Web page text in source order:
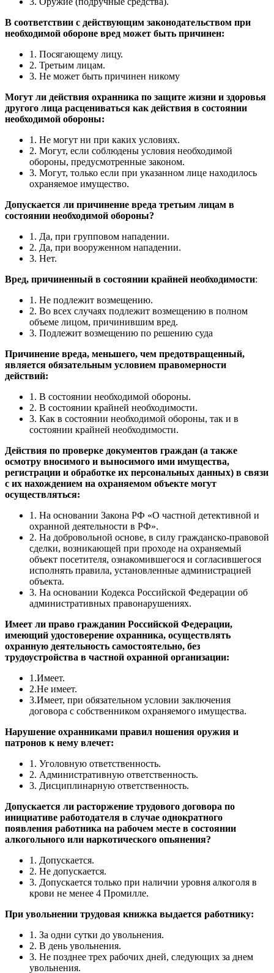
В соответствии с действующим законодательством при
необходимой обороне вред может быть причинен:
1. Посягающему лицу.
2. Третьим лицам.
3. Не может быть причинен никому
Могут ли действия охранника по защите жизни и здоровья
другого лица расцениваться как действия в состоянии
необходимой обороны:
1. Не могут ни при каких условиях.
2. Могут, если соблюдены условия необходимой
обороны, предусмотренные законом.
3. Могут, только если при указанном лице находилось
охраняемое имущество.
Допускается ли причинение вреда третьим лицам в
состоянии необходимой обороны?
1. Да, при групповом нападении.
2. Да, при вооруженном нападении.
3. Нет.
Вред, причиненный в состоянии крайней необходимости:
1. Не подлежит возмещению.
2. Во всех случаях подлежит возмещению в полном
объеме лицом, причинившим вред.
3. Подлежит возмещению по решению суда
Причинение вреда, меньшего, чем предотвращенный,
является обязательным условием правомерности
действий:
1. В состоянии необходимой обороны.
2. В состоянии крайней необходимости.
3. Как в состоянии необходимой обороны, так и в
состоянии крайней необходимости.
Действия по проверке документов граждан (а также
осмотру вносимого и выносимого ими имущества,
регистрации и обработке их персональных данных) в связи
с их нахождением на охраняемом объекте могут
осуществляться:
1. На основании Закона РФ «О частной детективной и
охранной деятельности в РФ».
2. На добровольной основе, в силу гражданско-правовой
сделки, возникающей при проходе на охраняемый
объект посетителя, ознакомившегося и согласившегося
исполнять правила, установленные администрацией
объекта.
3. На основании Кодекса Российской Федерации об
административных правонарушениях.
Имеет ли право гражданин Российской Федерации,
имеющий удостоверение охранника, осуществлять
охранную деятельность самостоятельно, без
трудоустройства в частной охранной организации:
1.Имеет.
2.Не имеет.
3.Имеет, при обязательном условии заключения
договора с собственником охраняемого имущества.
Нарушение охранниками правил ношения оружия и
патронов к нему влечет:
1. Уголовную ответственность.
2. Административную ответственность.
3. Дисциплинарную ответственность.
Допускается ли расторжение трудового договора по
инициативе работодателя в случае однократного
появления работника на рабочем месте в состоянии
алкогольного или наркотического опьянения?
1. Допускается.
2. Не допускается.
3. Допускается только при наличии уровня алкоголя в
крови не менее 4 Промилле.
При увольнении трудовая книжка выдается работнику:
1. За одни сутки до увольнения.
2. В день увольнения.
3. Не позднее трех рабочих дней, следующих за днем
увольнения.